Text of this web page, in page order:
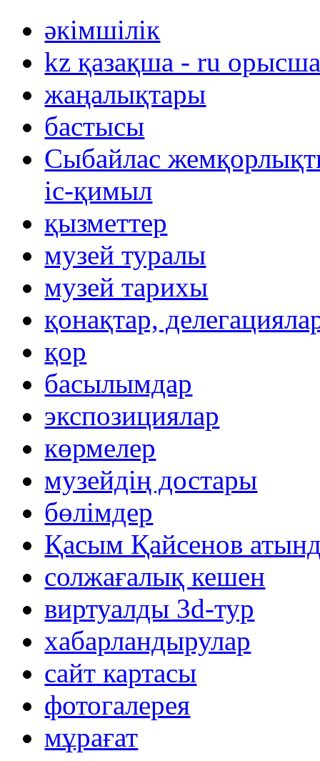
әкімшілік
kz қазақша - ru
жаңалықтары
бастысы
Сыбайлас
іс-қимыл
қызметтер
музей туралы
музей тарихы
қонақтар,
қор
басылымдар
экспозициялар
көрмелер
музейдің достары
бөлімдер
Қасым Қайсенов
солжағалық кешен
виртуалды 3d-тур
xабарландырулар
сайт картасы
фотогалерея
мұрағат